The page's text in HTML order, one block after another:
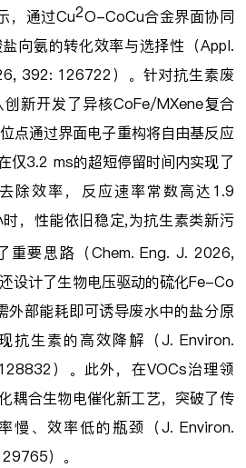
，通过Cu2O-CoCu合金界面协同
向氨的转化效率与选择性（Appl.
392: 126722）。针对抗生素废
新开发了异核CoFe/MXene复合
点通过界面电子重构将自由基反应
仅3.2 ms的超短停留时间内实现了
除效率，反应速率常数高达1.9
，性能依旧稳定,为抗生素类新污
重要思路（Chem. Eng. J. 2026,
设计了生物电压驱动的硫化Fe-Co
外部能耗即可诱导废水中的盐分原
抗生素的高效降解（J. Environ.
）。此外，在VOCs治理领
耦合生物电催化新工艺，突破了传
慢、效率低的瓶颈（J. Environ.
）。